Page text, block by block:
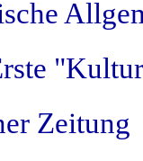
Zeitung